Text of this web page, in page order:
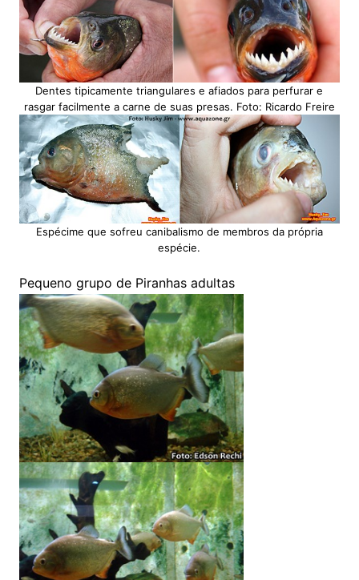
Dentes tipicamente triangulares e afiados para perfurar e
rasgar facilmente a carne de suas presas. Foto: Ricardo Freire
Espécime que sofreu canibalismo de membros da própria
espécie.
Pequeno grupo de Piranhas adultas